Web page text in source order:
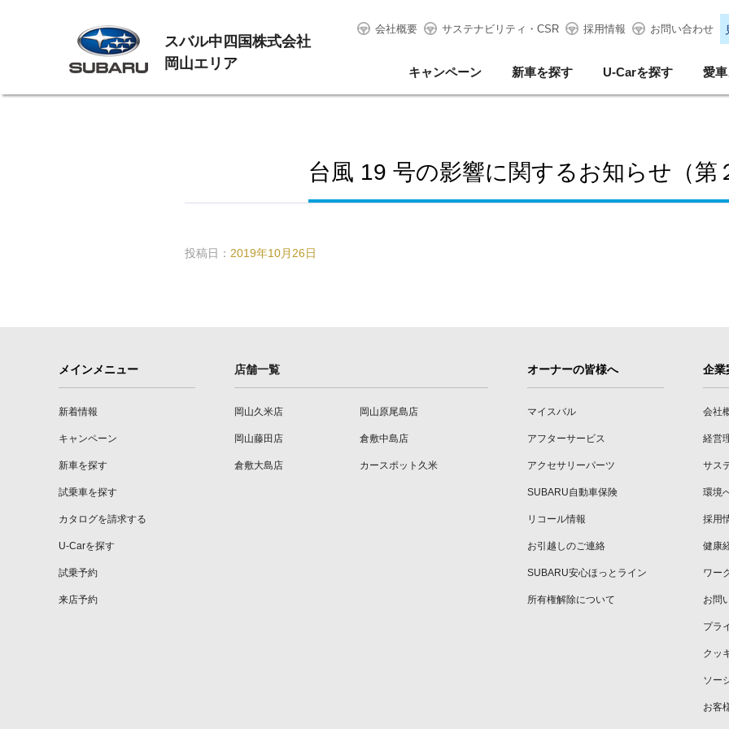
スバル中四国株式会社
岡山エリア
会社概要 サステナビリティ・CSR 採用情報 お問い合わせ
キャンペーン 新車を探す U-Carを探す 愛
台風 19 号の影響に関するお知らせ（第
投稿日： 2019年10月26日
メインメニュー
新着情報
キャンペーン
新車を探す
試乗車を探す
カタログを請求する
U-Carを探す
試乗予約
来店予約
店舗一覧
岡山久米店 岡山原尾島店
岡山藤田店 倉敷中島店
倉敷大島店 カースポット久米
オーナーの皆様へ
マイスバル
アフターサービス
アクセサリーパーツ
SUBARU自動車保険
リコール情報
お引越しのご連絡
SUBARU安心ほっとライン
所有権解除について
企業
会社
経営
サス
環境
採用
健康
ワー
お問
プラ
クッ
ソー
お客